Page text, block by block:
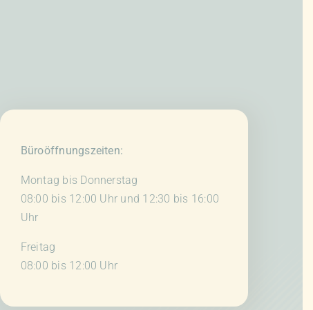
Büroöffnungszeiten:
Montag bis Donnerstag
08:00 bis 12:00 Uhr und 12:30 bis 16:00
Uhr
Freitag
08:00 bis 12:00 Uhr